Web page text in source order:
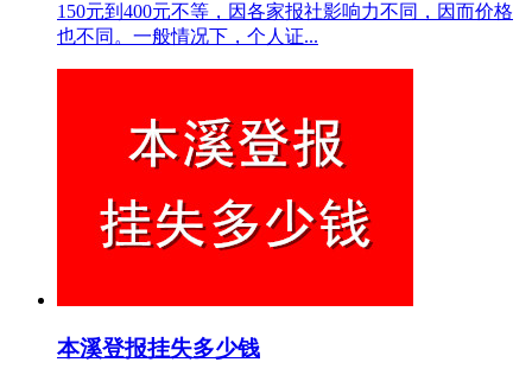
150元到400元不等，因各家报社影响力不同，因而价格
也不同。一般情况下，个人证...
本溪登报挂失多少钱